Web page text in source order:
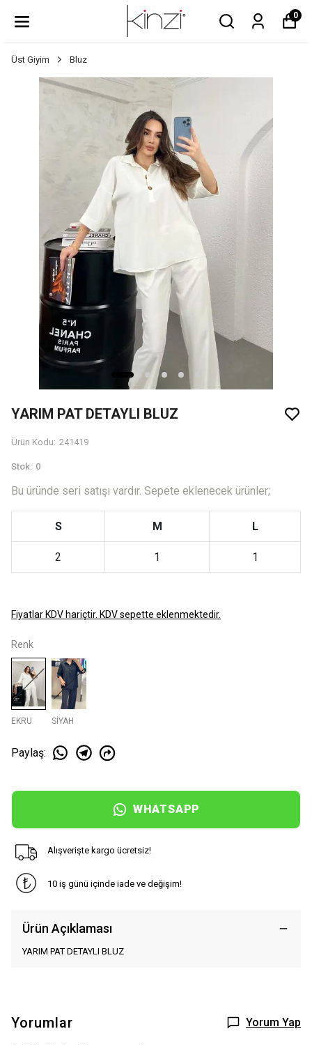
0
Üst Giyim Bluz
YARIM PAT DETAYLI BLUZ
Ürün Kodu: 241419
Stok: 0
Bu üründe seri satışı vardır. Sepete eklenecek ürünler;
S M L
2 1 1
Fiyatlar KDV hariçtir. KDV sepette eklenmektedir.
Renk
EKRU SİYAH
Paylaş:
WHATSAPP
Alışverişte kargo ücretsiz!
10 iş günü içinde iade ve değişim!
Ürün Açıklaması
YARIM PAT DETAYLI BLUZ
Yorumlar Yorum Yap